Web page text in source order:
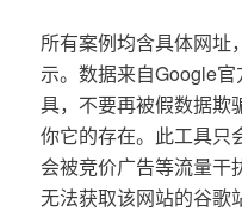
所有案例均含具体网址
示。数据来自Google
具，不要再被假数据欺
你它的存在。此工具只
会被竞价广告等流量干
无法获取该网站的谷歌